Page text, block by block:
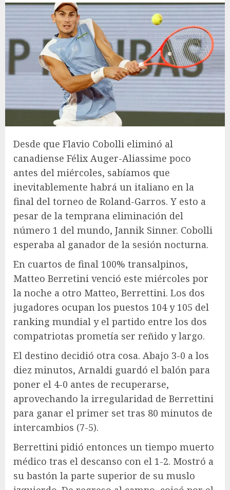
Desde que Flavio Cobolli eliminó al
canadiense Félix Auger-Aliassime poco
antes del miércoles, sabíamos que
inevitablemente habrá un italiano en la
final del torneo de Roland-Garros. Y esto a
pesar de la temprana eliminación del
número 1 del mundo, Jannik Sinner. Cobolli
esperaba al ganador de la sesión nocturna.
En cuartos de final 100% transalpinos,
Matteo Berretini venció este miércoles por
la noche a otro Matteo, Berrettini. Los dos
jugadores ocupan los puestos 104 y 105 del
ranking mundial y el partido entre los dos
compatriotas prometía ser reñido y largo.
El destino decidió otra cosa. Abajo 3-0 a los
diez minutos, Arnaldi guardó el balón para
poner el 4-0 antes de recuperarse,
aprovechando la irregularidad de Berrettini
para ganar el primer set tras 80 minutos de
intercambios (7-5).
Berrettini pidió entonces un tiempo muerto
médico tras el descanso con el 1-2. Mostró a
su bastón la parte superior de su muslo